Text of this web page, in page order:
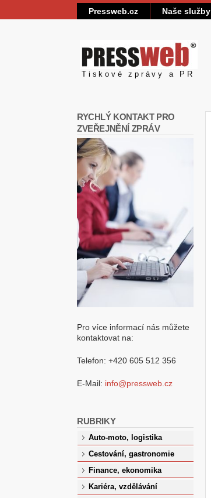
Pressweb.cz Naše služby
Pressweb
Tiskové zprávy a PR
RYCHLÝ KONTAKT PRO
ZVEŘEJNĚNÍ ZPRÁV
Pro více informací nás můžete
kontaktovat na:
Telefon: +420 605 512 356
E-Mail: info@pressweb.cz
RUBRIKY
Auto-moto, logistika
Cestování, gastronomie
Finance, ekonomika
Kariéra, vzdělávání